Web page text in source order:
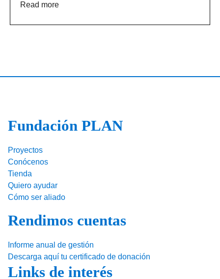
Read more
Fundación PLAN
Proyectos
Conócenos
Tienda
Quiero ayudar
Cómo ser aliado
Rendimos cuentas
Informe anual de gestión
Descarga aquí tu certificado de donación
Links de interés